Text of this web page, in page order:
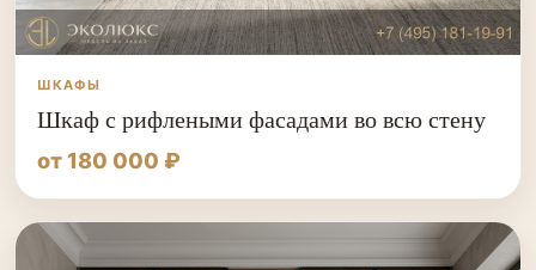
ШКАФЫ
Шкаф с рифлеными фасадами во всю стену
от 180 000 ₽